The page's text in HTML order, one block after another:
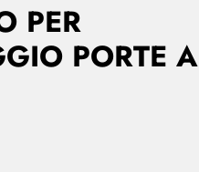
PER
PORTE A